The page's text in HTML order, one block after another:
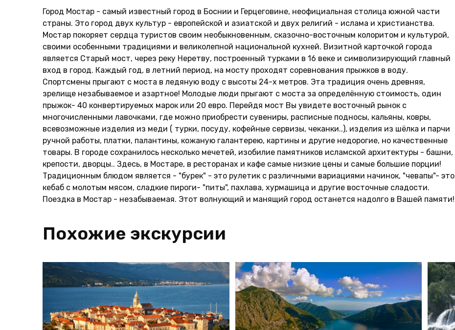
Город Мостар - самый известный город в Боснии и Герцеговине, неофициальная столица южной части
страны. Это город двух культур - европейской и азиатской и двух религий - ислама и христианства.
Мостар покоряет сердца туристов своим необыкновенным, сказочно-восточным колоритом и культурой,
своими особенными традициями и великолепной национальной кухней. Визитной карточкой города
является Старый мост, через реку Неретву, построенный турками в 16 веке и символизирующий главный
вход в город. Каждый год, в летний период, на мосту проходят соревнования прыжков в воду.
Спортсмены прыгают с моста в ледяную воду с высоты 24-х метров. Эта традиция очень древняя,
зрелище незабываемое и азартное! Молодые люди прыгают с моста за определённую стоимость, один
прыжок- 40 конвертируемых марок или 20 евро. Перейдя мост Вы увидете восточный рынок с
многочисленными лавочками, где можно приобрести сувениры, расписные подносы, кальяны, ковры,
всевозможные изделия из меди ( турки, посуду, кофейные сервизы, чеканки..), изделия из шёлка и парчи
ручной работы, платки, палантины, кожаную галантерею, картины и другие недорогие, но качественные
товары. В городе сохранилось несколько мечетей, изобилие памятников исламской архитектуры - башни,
крепости, дворцы.. Здесь, в Мостаре, в ресторанах и кафе самые низкие цены и самые большие порции!
Традиционным блюдом является - "бурек" - это рулетик с различными вариациями начинок, "чевапы"- это
кебаб с молотым мясом, сладкие пироги- "питы", пахлава, хурмашица и другие восточные сладости.
Поездка в Мостар - незабываемая. Этот волнующий и манящий город останется надолго в Вашей памяти!
Похожие экскурсии